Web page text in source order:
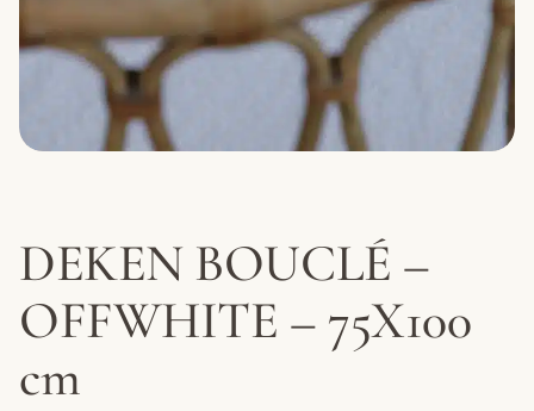
DEKEN BOUCLÉ –
OFFWHITE – 75X100
cm